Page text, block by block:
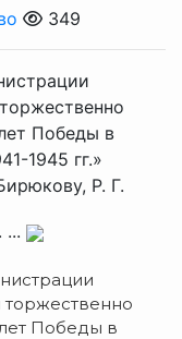
349
Победы в
1945 гг.»
Р. Г.
...
Победы в